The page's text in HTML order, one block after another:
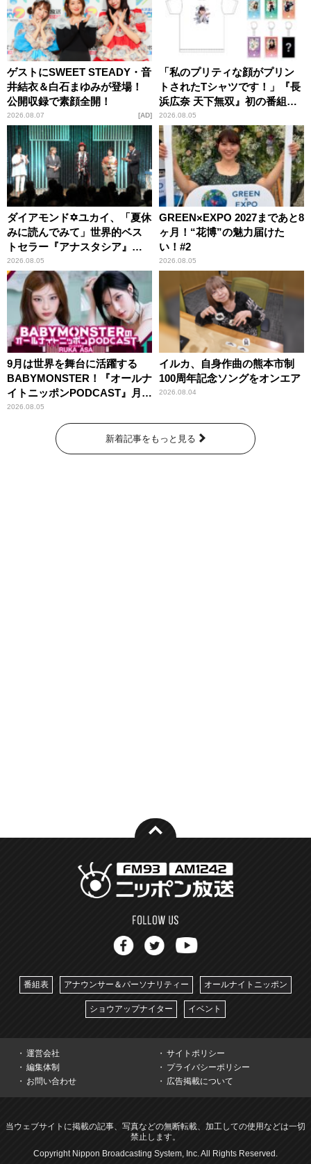
ゲストにSWEET STEADY・音
井結衣＆白石まゆみが登場！
公開収録で素顔全開！
2026.08.07 AD
「私のプリティな顔がプリン
トされたTシャツです！」『長
浜広奈 天下無双』初の番組グ
ッズ発売
2026.08.05
ダイアモンド✡ユカイ、「夏休
みに読んでみて」世界的ベス
トセラー『アナスタシア』を
紹介
2026.08.05
GREEN×EXPO 2027まであと8
ヶ月！“花博”の魅力届けた
い！#2
2026.08.05
9月は世界を舞台に活躍する
BABYMONSTER！『オールナ
イトニッポンPODCAST』月替
わりパーソナリティ
2026.08.05
イルカ、自身作曲の熊本市制
100周年記念ソングをオンエア
2026.08.04
新着記事をもっと見る
番組表 アナウンサー＆パーソナリティー オールナイトニッポン
ショウアップナイター イベント
運営会社
サイトポリシー
編集体制
プライバシーポリシー
お問い合わせ
広告掲載について
当ウェブサイトに掲載の記事、写真などの無断転載、加工しての使用などは一切
禁止します。
Copyright Nippon Broadcasting System, Inc. All Rights Reserved.